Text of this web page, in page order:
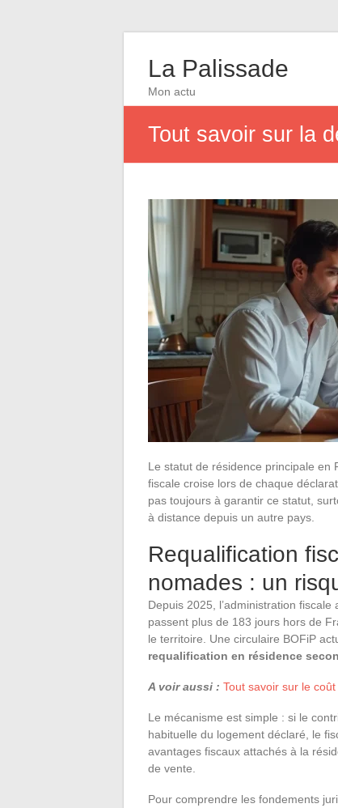
La Palissade
Mon actu
Tout savoir sur la
Le statut de résidence principale en
fiscale croise lors de chaque
pas toujours à garantir ce statut,
à distance depuis un autre pays.
Requalification
nomades : un
Depuis 2025, l’administration
passent plus de 183 jours hors de
le territoire. Une circulaire BOFiP
requalification en résidence
A voir aussi : Tout savoir sur le
Le mécanisme est simple : si le
habituelle du logement déclaré, le
avantages fiscaux attachés à la
de vente.
Pour comprendre les fondements